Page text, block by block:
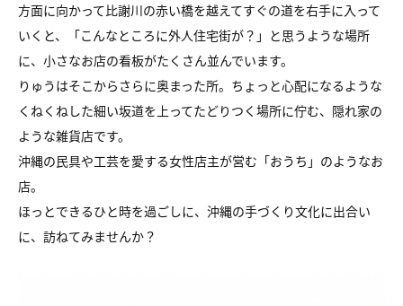
方面に向かって比謝川の赤い橋を越えてすぐの道を右手に入って
いくと、「こんなところに外人住宅街が？」と思うような場所
に、小さなお店の看板がたくさん並んでいます。
りゅうはそこからさらに奥まった所。ちょっと心配になるような
くねくねした細い坂道を上ってたどりつく場所に佇む、隠れ家の
ような雑貨店です。
沖縄の民具や工芸を愛する女性店主が営む「おうち」のようなお
店。
ほっとできるひと時を過ごしに、沖縄の手づくり文化に出合い
に、訪ねてみませんか？